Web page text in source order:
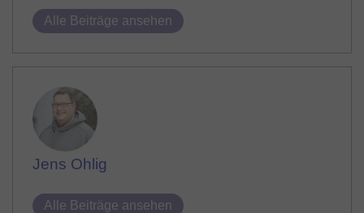
Alle Beiträge ansehen
Jens Ohlig
Alle Beiträge ansehen